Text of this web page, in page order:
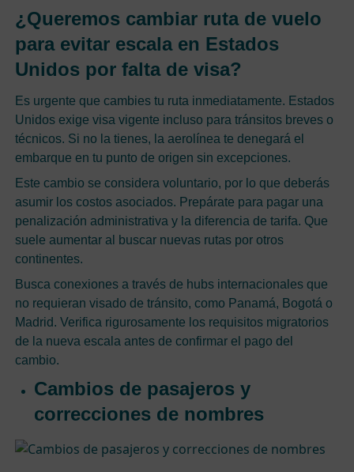
¿Queremos cambiar ruta de vuelo
para evitar escala en Estados
Unidos por falta de visa?
Es urgente que cambies tu ruta inmediatamente. Estados
Unidos exige visa vigente incluso para tránsitos breves o
técnicos. Si no la tienes, la aerolínea te denegará el
embarque en tu punto de origen sin excepciones.
Este cambio se considera voluntario, por lo que deberás
asumir los costos asociados. Prepárate para pagar una
penalización administrativa y la diferencia de tarifa. Que
suele aumentar al buscar nuevas rutas por otros
continentes.
Busca conexiones a través de hubs internacionales que
no requieran visado de tránsito, como Panamá, Bogotá o
Madrid. Verifica rigurosamente los requisitos migratorios
de la nueva escala antes de confirmar el pago del
cambio.
Cambios de pasajeros y
correcciones de nombres